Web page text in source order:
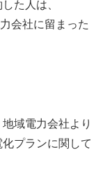
た人は、
会社に留まった
域電力会社より
プランに関して